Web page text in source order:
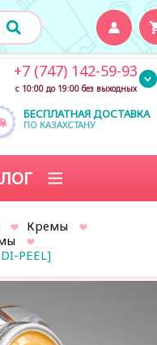
БЕСПЛАТНАЯ ДОСТАВКА
ПО КАЗАХСТАНУ
(747) 142-59-93
с 10:00 до 19:00 без выходных
Кремы
PEEL]